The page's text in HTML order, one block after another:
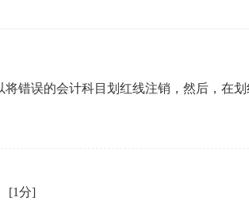
网课教育
问卷系统
错误的会计科目划红线注销，然后，在
[1分]